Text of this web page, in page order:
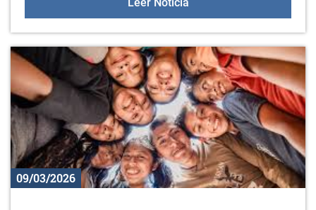
Leer Noticia
09/03/2026